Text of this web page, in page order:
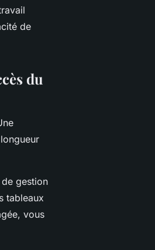
de
du
gestion
tableaux
vous